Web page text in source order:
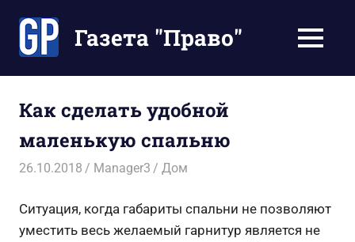
содержимомуГазета "Право"
экономят
Ваше
время
МЕНЮ
Как сделать удобной
маленькую спальню
26.10.2018 Manager3 Дом
Ситуация, когда габариты спальни не позволяют
уместить весь желаемый гарнитур является не